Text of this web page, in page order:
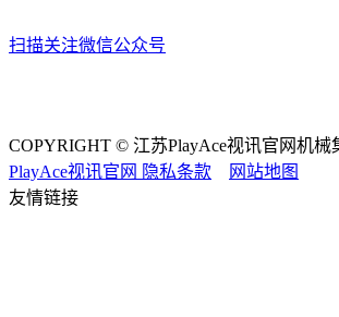
扫描关注微信公众号
COPYRIGHT © 江苏PlayAce视讯官网机械
PlayAce视讯官网 隐私条款
网站地图
友情链接